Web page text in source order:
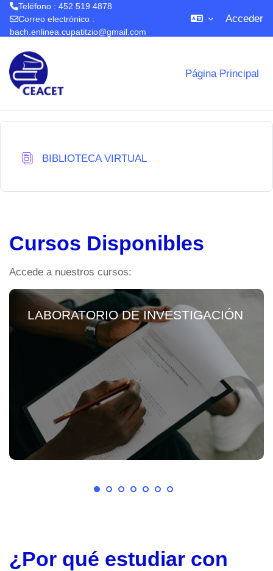
Teléfono : 452 519 4878
Correo electrónico :
bach.enlinea.cupatitzio@gmail.com
Acceder
Página Principal
BIBLIOTECA VIRTUAL
Cursos Disponibles
Accede a nuestros cursos:
LABORATORIO DE INVESTIGACIÓN
¿Por qué estudiar con